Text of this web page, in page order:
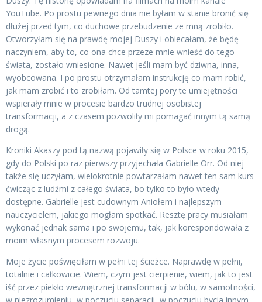
YouTube. Po prostu pewnego dnia nie byłam w stanie bronić się
dłużej przed tym, co duchowe przebudzenie ze mną zrobiło.
Otworzyłam się na prawdę mojej Duszy i obiecałam, że będę
naczyniem, aby to, co ona chce przeze mnie wnieść do tego
świata, zostało wniesione. Nawet jeśli mam być dziwna, inna,
wyobcowana. I po prostu otrzymałam instrukcję co mam robić,
jak mam zrobić i to zrobiłam. Od tamtej pory te umiejętności
wspierały mnie w procesie bardzo trudnej osobistej
transformacji, a z czasem pozwoliły mi pomagać innym tą samą
drogą.
Kroniki Akaszy pod tą nazwą pojawiły się w Polsce w roku 2015,
gdy do Polski po raz pierwszy przyjechała Gabrielle Orr. Od niej
także się uczyłam, wielokrotnie powtarzałam nawet ten sam kurs
ćwicząc z ludźmi z całego świata, bo tylko to było wtedy
dostępne. Gabrielle jest cudownym Aniołem i najlepszym
nauczycielem, jakiego mogłam spotkać. Resztę pracy musiałam
wykonać jednak sama i po swojemu, tak, jak korespondowała z
moim własnym procesem rozwoju.
Moje życie poświęciłam w pełni tej ścieżce. Naprawdę w pełni,
totalnie i całkowicie. Wiem, czym jest cierpienie, wiem, jak to jest
iść przez piekło wewnętrznej transformacji w bólu, w samotności,